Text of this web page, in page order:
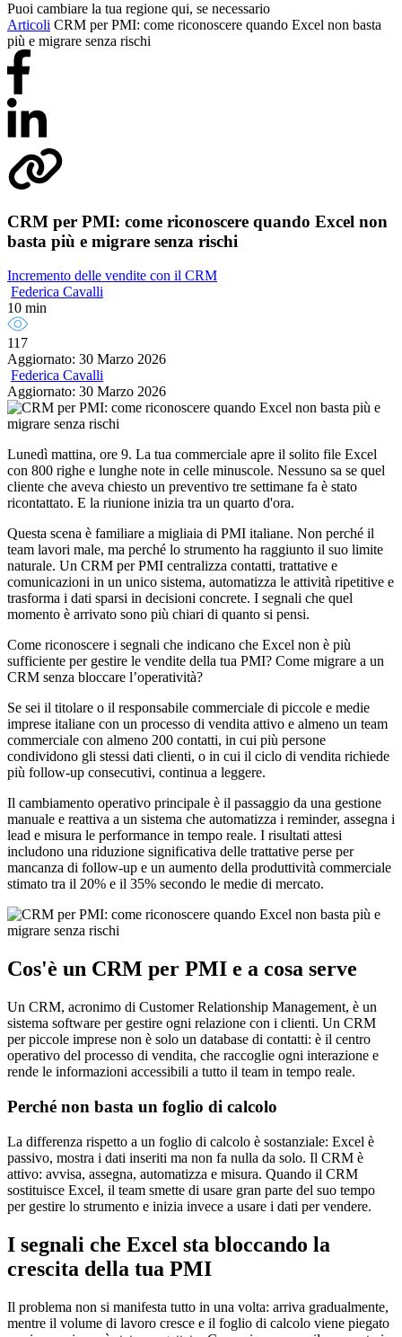
Puoi cambiare la tua regione qui, se necessario
Articoli CRM per PMI: come riconoscere quando Excel non basta
più e migrare senza rischi
CRM per PMI: come riconoscere quando Excel non
basta più e migrare senza rischi
Incremento delle vendite con il CRM
Federica Cavalli
10 min
117
Aggiornato: 30 Marzo 2026
Federica Cavalli
Aggiornato: 30 Marzo 2026
Lunedì mattina, ore 9. La tua commerciale apre il solito file Excel
con 800 righe e lunghe note in celle minuscole. Nessuno sa se quel
cliente che aveva chiesto un preventivo tre settimane fa è stato
ricontattato. E la riunione inizia tra un quarto d'ora.
Questa scena è familiare a migliaia di PMI italiane. Non perché il
team lavori male, ma perché lo strumento ha raggiunto il suo limite
naturale. Un CRM per PMI centralizza contatti, trattative e
comunicazioni in un unico sistema, automatizza le attività ripetitive e
trasforma i dati sparsi in decisioni concrete. I segnali che quel
momento è arrivato sono più chiari di quanto si pensi.
Come riconoscere i segnali che indicano che Excel non è più
sufficiente per gestire le vendite della tua PMI? Come migrare a un
CRM senza bloccare l’operatività?
Se sei il titolare o il responsabile commerciale di piccole e medie
imprese italiane con un processo di vendita attivo e almeno un team
commerciale con almeno 200 contatti, in cui più persone
condividono gli stessi dati clienti, o in cui il ciclo di vendita richiede
più follow-up consecutivi, continua a leggere.
Il cambiamento operativo principale è il passaggio da una gestione
manuale e reattiva a un sistema che automatizza i reminder, assegna i
lead e misura le performance in tempo reale. I risultati attesi
includono una riduzione significativa delle trattative perse per
mancanza di follow-up e un aumento della produttività commerciale
stimato tra il 20% e il 35% secondo le medie di mercato.
Cos'è un CRM per PMI e a cosa serve
Un CRM, acronimo di Customer Relationship Management, è un
sistema software per gestire ogni relazione con i clienti. Un CRM
per piccole imprese non è solo un database di contatti: è il centro
operativo del processo di vendita, che raccoglie ogni interazione e
rende le informazioni accessibili a tutto il team in tempo reale.
Perché non basta un foglio di calcolo
La differenza rispetto a un foglio di calcolo è sostanziale: Excel è
passivo, mostra i dati inseriti ma non fa nulla da solo. Il CRM è
attivo: avvisa, assegna, automatizza e misura. Quando il CRM
sostituisce Excel, il team smette di usare gran parte del suo tempo
per gestire lo strumento e inizia invece a usare i dati per vendere.
I segnali che Excel sta bloccando la
crescita della tua PMI
Il problema non si manifesta tutto in una volta: arriva gradualmente,
mentre il volume di lavoro cresce e il foglio di calcolo viene piegato